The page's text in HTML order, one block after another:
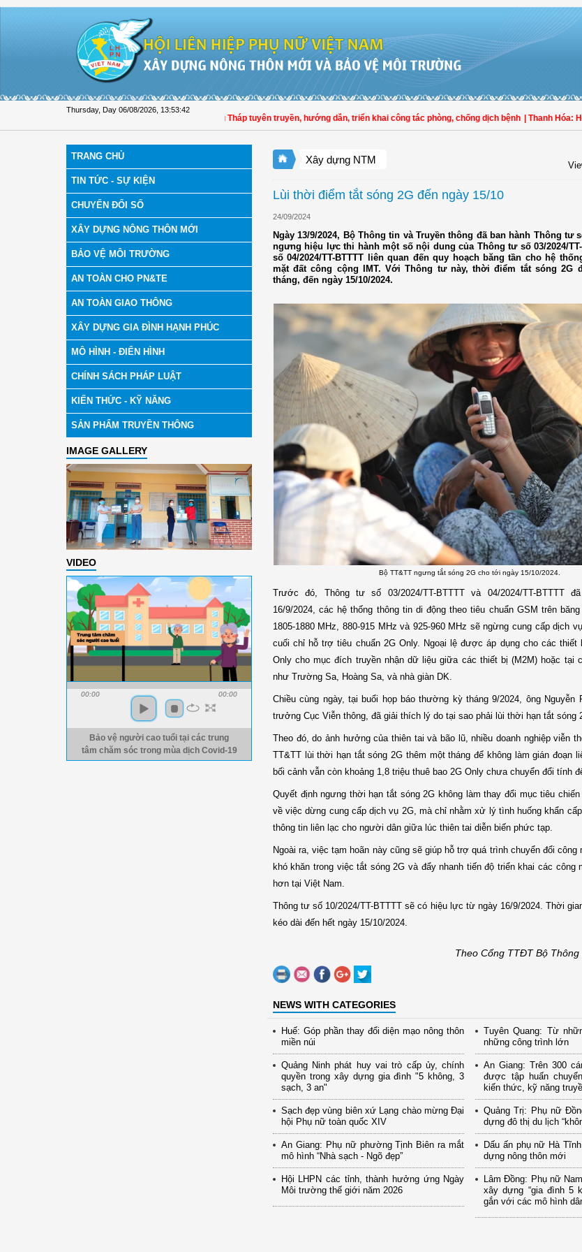
Thursday, Day 06/08/2026 13:53:42
Hội LHPN tỉnh Đồng Tháp tuyên truyền, hướng dẫn, triển khai công tác phòng, chống dịch bệnh | Thanh Hóa: Hội
TRANG CHỦ
TIN TỨC - SỰ KIỆN
CHUYỂN ĐỔI SỐ
XÂY DỰNG NÔNG THÔN MỚI
BẢO VỆ MÔI TRƯỜNG
AN TOÀN CHO PN&TE
AN TOÀN GIAO THÔNG
XÂY DỰNG GIA ĐÌNH HẠNH PHÚC
MÔ HÌNH - ĐIỂN HÌNH
CHÍNH SÁCH PHÁP LUẬT
KIẾN THỨC - KỸ NĂNG
SẢN PHẨM TRUYỀN THÔNG
IMAGE GALLERY
VIDEO
00:00 00:00
Bảo vệ người cao tuổi tại các trung
tâm chăm sóc trong mùa dịch Covid-19
Xây dựng NTM
Lùi thời điểm tắt sóng 2G đến ngày 15/10
24/09/2024
Ngày 13/9/2024, Bộ Thông tin và Truyền thông đã ban hành Thông tư
ngưng hiệu lực thi hành một số nội dung của Thông tư số 03/2024/
số 04/2024/TT-BTTTT liên quan đến quy hoạch băng tần cho hệ
mặt đất công cộng IMT. Với Thông tư này, thời điểm tắt sóng 2G
tháng, đến ngày 15/10/2024.
Bộ TT&TT ngưng tắt sóng 2G cho tới ngày 15/10/2024.
Trước đó, Thông tư số 03/2024/TT-BTTTT và 04/2024/TT-BTTTT
16/9/2024, các hệ thống thông tin di động theo tiêu chuẩn GSM trên băng
1805-1880 MHz, 880-915 MHz và 925-960 MHz sẽ ngừng cung cấp dịch
cuối chỉ hỗ trợ tiêu chuẩn 2G Only. Ngoại lệ được áp dụng cho các thiết
Only cho mục đích truyền nhận dữ liệu giữa các thiết bị (M2M) hoặc tại
như Trường Sa, Hoàng Sa, và nhà giàn DK.
Chiều cùng ngày, tại buổi họp báo thường kỳ tháng 9/2024, ông Nguyễn
trưởng Cục Viễn thông, đã giải thích lý do tại sao phải lùi thời hạn tắt sóng
Theo đó, do ảnh hưởng của thiên tai và bão lũ, nhiều doanh nghiệp viễn
TT&TT lùi thời hạn tắt sóng 2G thêm một tháng để không làm gián đoạn
bối cảnh vẫn còn khoảng 1,8 triệu thuê bao 2G Only chưa chuyển đổi tính
Quyết định ngưng thời hạn tắt sóng 2G không làm thay đổi mục tiêu
về việc dừng cung cấp dịch vụ 2G, mà chỉ nhằm xử lý tình huống khẩn
thông tin liên lạc cho người dân giữa lúc thiên tai diễn biến phức tạp.
Ngoài ra, việc tạm hoãn này cũng sẽ giúp hỗ trợ quá trình chuyển đổi công
khó khăn trong việc tắt sóng 2G và đẩy nhanh tiến độ triển khai các công
hơn tại Việt Nam.
Thông tư số 10/2024/TT-BTTTT sẽ có hiệu lực từ ngày 16/9/2024. Thời
kéo dài đến hết ngày 15/10/2024.
Theo Cổng TTĐT Bộ
NEWS WITH CATEGORIES
Huế: Góp phần thay đổi diện mạo nông thôn
miền núi
Quảng Ninh phát huy vai trò cấp ủy, chính
quyền trong xây dựng gia đình "5 không, 3
sạch, 3 an"
Sạch đẹp vùng biên xứ Lạng chào mừng Đại
hội Phụ nữ toàn quốc XIV
An Giang: Phụ nữ phường Tịnh Biên ra mắt
mô hình “Nhà sạch - Ngõ đẹp”
Hội LHPN các tỉnh, thành hưởng ứng Ngày
Môi trường thế giới năm 2026
Tuyên Quang: Từ
những công trình lớn
An Giang: Trên 300
được tập huấn
kiến thức, kỹ năng
Quảng Trị: Phụ nữ
dựng đô thị du lịch
Dấu ấn phụ nữ Hà
dựng nông thôn mới
Lâm Đồng: Phụ nữ
xây dựng “gia đình 5
gắn với các mô hình